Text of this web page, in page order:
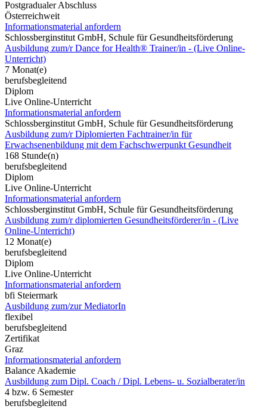
Postgradualer Abschluss
Österreichweit
Informationsmaterial anfordern
Schlossberginstitut GmbH, Schule für Gesundheitsförderung
Ausbildung zum/r Dance for Health® Trainer/in - (Live Online-
Unterricht)
7 Monat(e)
berufsbegleitend
Diplom
Live Online-Unterricht
Informationsmaterial anfordern
Schlossberginstitut GmbH, Schule für Gesundheitsförderung
Ausbildung zum/r Diplomierten Fachtrainer/in für
Erwachsenenbildung mit dem Fachschwerpunkt Gesundheit
168 Stunde(n)
berufsbegleitend
Diplom
Live Online-Unterricht
Informationsmaterial anfordern
Schlossberginstitut GmbH, Schule für Gesundheitsförderung
Ausbildung zum/r diplomierten Gesundheitsförderer/in - (Live
Online-Unterricht)
12 Monat(e)
berufsbegleitend
Diplom
Live Online-Unterricht
Informationsmaterial anfordern
bfi Steiermark
Ausbildung zum/zur MediatorIn
flexibel
berufsbegleitend
Zertifikat
Graz
Informationsmaterial anfordern
Balance Akademie
Ausbildung zum Dipl. Coach / Dipl. Lebens- u. Sozialberater/in
4 bzw. 6 Semester
berufsbegleitend